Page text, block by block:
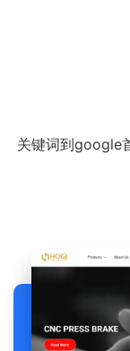
关键词到google